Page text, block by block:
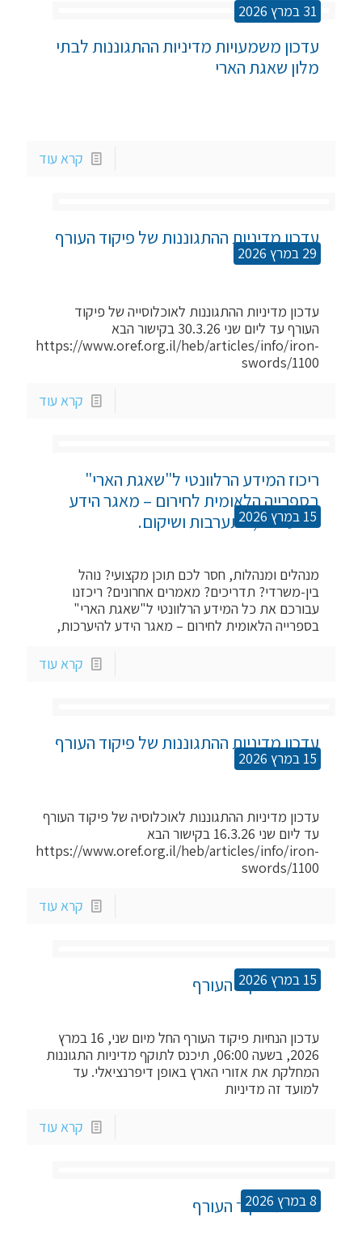
31 במרץ 2026
מלון שאגת הארי
קרא עוד
29 במרץ 2026
לאוכלוסיה
עדכון מדיניות ההתגוננות לאוכלוסייה של פיקוד
העורף עד ליום שני 30.3.26 בקישור הבא
https://www.oref.org.il/heb/articles/info/iron-
swords/1100
קרא עוד
15 במרץ 2026
להיערכות, התערבות ושיקום.
מנהלים ומנהלות, חסר לכם תוכן מקצועי? נוהל
בין-משרדי? תדריכים? מאמרים אחרונים? ריכזנו
עבורכם את כל המידע הרלוונטי ל"שאגת הארי"
בספרייה הלאומית לחירום – מאגר הידע להיערכות,
קרא עוד
15 במרץ 2026
לאוכלוסיה
עדכון מדיניות ההתגוננות לאוכלוסיה של פיקוד העורף
עד ליום שני 16.3.26 בקישור הבא
https://www.oref.org.il/heb/articles/info/iron-
swords/1100
קרא עוד
15 במרץ 2026
הנחיות פיקוד העורף
עדכון הנחיות פיקוד העורף החל מיום שני, 16 במרץ
2026, בשעה 06:00, תיכנס לתוקף מדיניות התגוננות
המחלקת את אזורי הארץ באופן דיפרנציאלי. עד
למועד זה מדיניות
קרא עוד
8 במרץ 2026
הנחיות פיקוד העורף